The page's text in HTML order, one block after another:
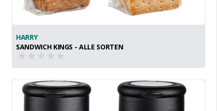
HARRY
SANDWICH KINGS - ALLE SORTEN